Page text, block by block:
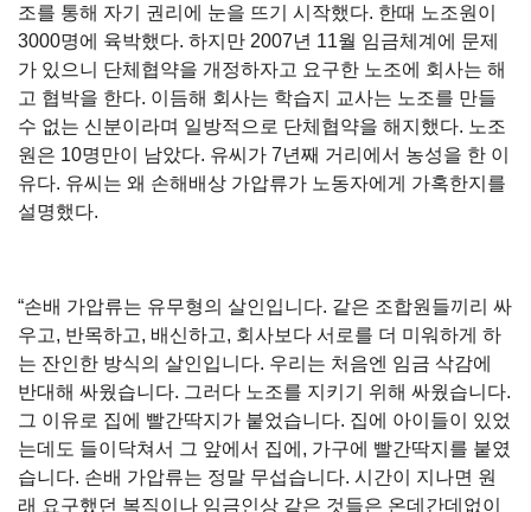
조를 통해 자기 권리에 눈을 뜨기 시작했다. 한때 노조원이
3000명에 육박했다. 하지만 2007년 11월 임금체계에 문제
가 있으니 단체협약을 개정하자고 요구한 노조에 회사는 해
고 협박을 한다. 이듬해 회사는 학습지 교사는 노조를 만들
수 없는 신분이라며 일방적으로 단체협약을 해지했다. 노조
원은 10명만이 남았다. 유씨가 7년째 거리에서 농성을 한 이
유다. 유씨는 왜 손해배상 가압류가 노동자에게 가혹한지를
설명했다.
“손배 가압류는 유무형의 살인입니다. 같은 조합원들끼리 싸
우고, 반목하고, 배신하고, 회사보다 서로를 더 미워하게 하
는 잔인한 방식의 살인입니다. 우리는 처음엔 임금 삭감에
반대해 싸웠습니다. 그러다 노조를 지키기 위해 싸웠습니다.
그 이유로 집에 빨간딱지가 붙었습니다. 집에 아이들이 있었
는데도 들이닥쳐서 그 앞에서 집에, 가구에 빨간딱지를 붙였
습니다. 손배 가압류는 정말 무섭습니다. 시간이 지나면 원
래 요구했던 복직이나 임금인상 같은 것들은 온데간데없이